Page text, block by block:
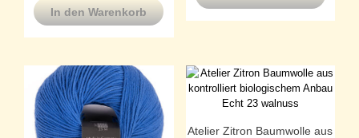
In den Warenkorb
Atelier Zitron Baumwolle aus